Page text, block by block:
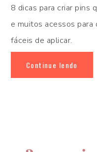
8 dicas para criar pins
e muitos acessos
fáceis de aplicar.
Continue lendo